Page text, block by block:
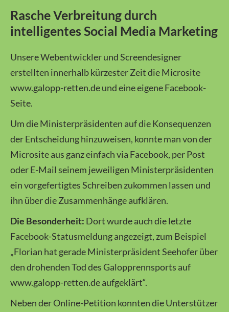
Rasche Verbreitung durch
intelligentes Social Media Marketing
Unsere Webentwickler und Screendesigner
erstellten innerhalb kürzester Zeit die Microsite
www.galopp-retten.de und eine eigene Facebook-
Seite.
Um die Ministerpräsidenten auf die Konsequenzen
der Entscheidung hinzuweisen, konnte man von der
Microsite aus ganz einfach via Facebook, per Post
oder E-Mail seinem jeweiligen Ministerpräsidenten
ein vorgefertigtes Schreiben zukommen lassen und
ihn über die Zusammenhänge aufklären.
Die Besonderheit: Dort wurde auch die letzte
Facebook-Statusmeldung angezeigt, zum Beispiel
„Florian hat gerade Ministerpräsident Seehofer über
den drohenden Tod des Galopprennsports auf
www.galopp-retten.de aufgeklärt“.
Neben der Online-Petition konnten die Unterstützer